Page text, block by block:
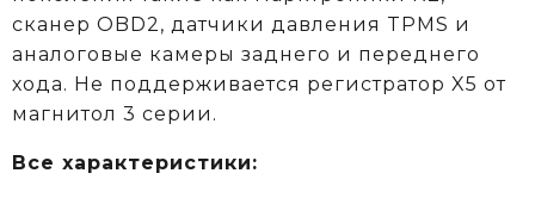
сканер OBD2, датчики давления TPMS и
аналоговые камеры заднего и переднего
хода. Не поддерживается регистратор X5 от
магнитол 3 серии.
Все характеристики: